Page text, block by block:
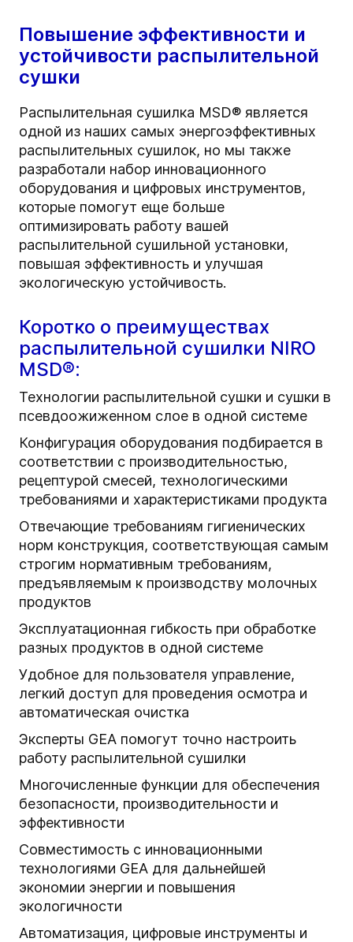
Повышение эффективности и
устойчивости распылительной
сушки
Распылительная сушилка MSD® является
одной из наших самых энергоэффективных
распылительных сушилок, но мы также
разработали набор инновационного
оборудования и цифровых инструментов,
которые помогут еще больше
оптимизировать работу вашей
распылительной сушильной установки,
повышая эффективность и улучшая
экологическую устойчивость.
Коротко о преимуществах
распылительной сушилки NIRO
MSD®:
Технологии распылительной сушки и сушки в
псевдоожиженном слое в одной системе
Конфигурация оборудования подбирается в
соответствии с производительностью,
рецептурой смесей, технологическими
требованиями и характеристиками продукта
Отвечающие требованиям гигиенических
норм конструкция, соответствующая самым
строгим нормативным требованиям,
предъявляемым к производству молочных
продуктов
Эксплуатационная гибкость при обработке
разных продуктов в одной системе
Удобное для пользователя управление,
легкий доступ для проведения осмотра и
автоматическая очистка
Эксперты GEA помогут точно настроить
работу распылительной сушилки
Многочисленные функции для обеспечения
безопасности, производительности и
эффективности
Совместимость с инновационными
технологиями GEA для дальнейшей
экономии энергии и повышения
экологичности
Автоматизация, цифровые инструменты и